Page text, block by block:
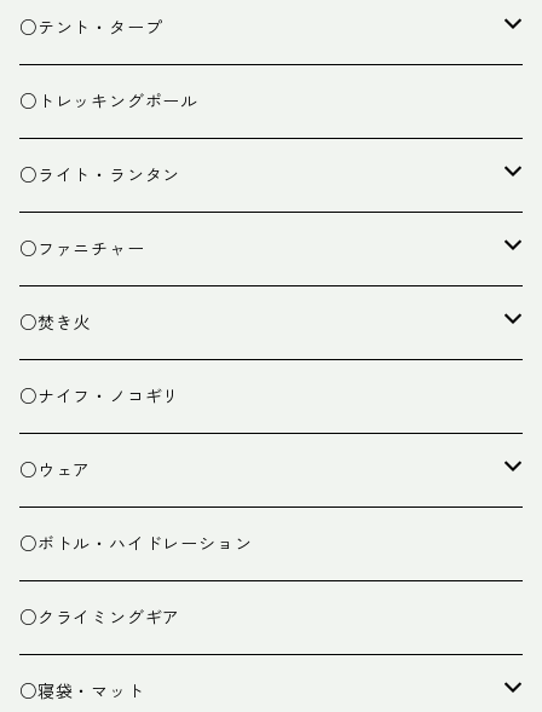
スタッフバッグ
ザック小物
クッカー
バーナー
カトラリー
クッキング小物
○テント・タープ
テント
タープ
ペグ・ハンマー・小物
○トレッキングポール
○ライト・ランタン
ライト
ランタン
○ファニチャー
テーブル
チェア
○焚き火
焚き火台
焚き火小物
○ナイフ・ノコギリ
○ウェア
ミドルレイヤー
ベースレイヤー
パンツ
○ボトル・ハイドレーション
○クライミングギア
○寝袋・マット